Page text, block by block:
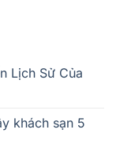
Lịch Sử Của
khách sạn 5